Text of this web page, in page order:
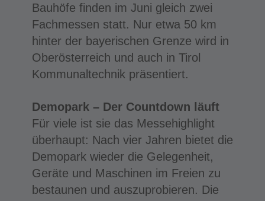
Bauhöfe finden im Juni gleich zwei
Fachmessen statt. Nur etwa 50 km
hinter der bayerischen Grenze wird in
Oberösterreich und auch in Tirol
Kommunaltechnik präsentiert.
Demopark – Der Countdown läuft
Für viele ist sie das Messehighlight
überhaupt: Nach vier Jahren bietet die
Demopark wieder die Gelegenheit,
Geräte und Maschinen im Freien zu
bestaunen und auszuprobieren. Die